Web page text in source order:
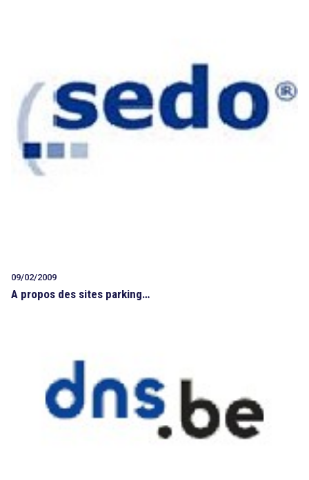
09/02/2009
A propos des sites parking…